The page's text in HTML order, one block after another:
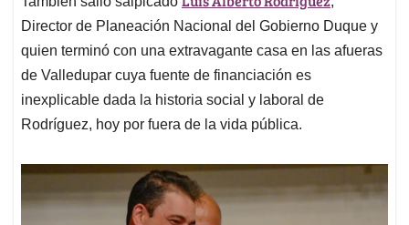
Director de Planeación Nacional del Gobierno Duque y
quien terminó con una extravagante casa en las afueras
de Valledupar cuya fuente de financiación es
inexplicable dada la historia social y laboral de
Rodríguez, hoy por fuera de la vida pública.